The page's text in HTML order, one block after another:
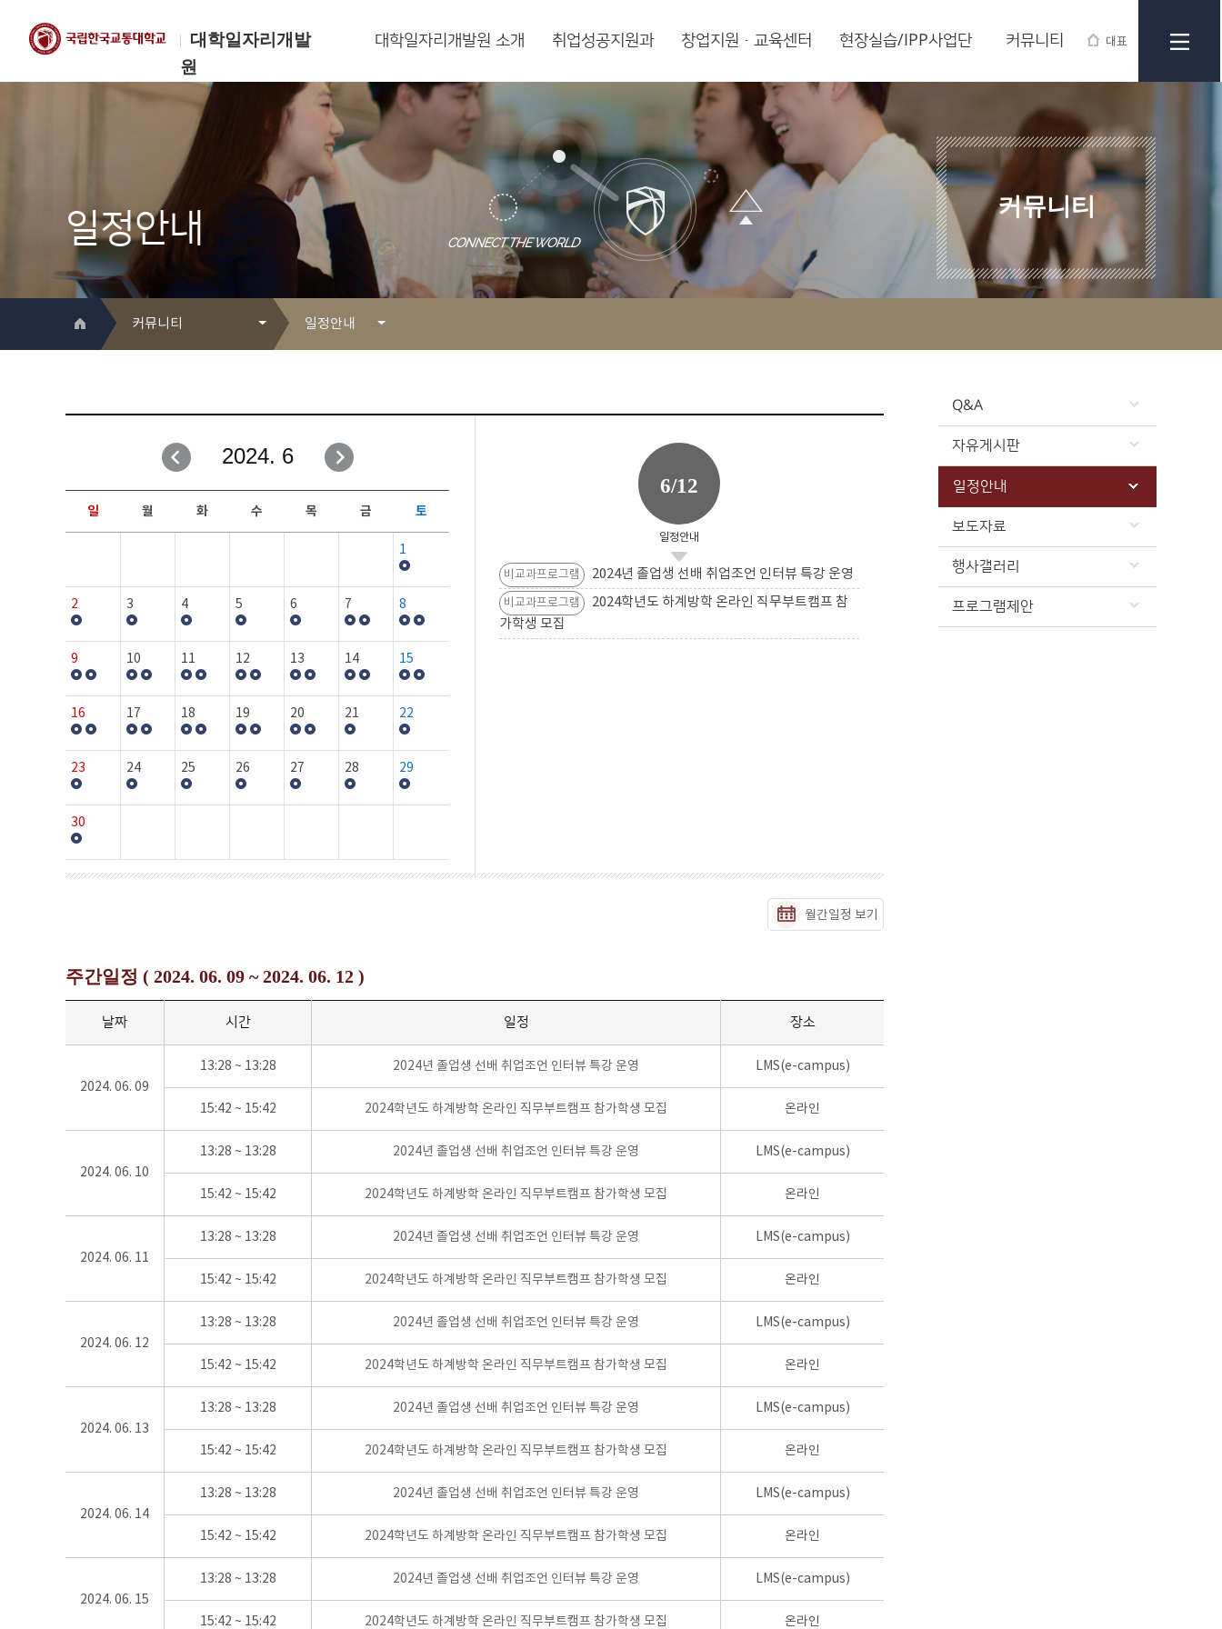
대학일자리개발
원
대표
한국교통대학교
대학일자리개발원
대학일자리개발원 소개 취업성공지원과 창업지원·교육센터 현장실습/IPP사업단 커뮤니티
일정안내
커뮤니티
커뮤니티
취업성공지원과
창업지원·교육센터
현장실습/IPP사업단
커뮤니티
일정안내
자유게시판
일정안내
보도자료
행사갤러리
Q&A
자유게시판
일정안내
보도자료
행사갤러리
프로그램제안
2024. 6
일 월 화 수 목 금 토
1
2 3 4 5 6 7 8
9 10 11 12 13 14 15
16 17 18 19 20 21 22
23 24 25 26 27 28 29
30
6/12
일정안내
비교과프로그램 2024년 졸업생 선배 취업조언 인터뷰 특강 운영
비교과프로그램
2024학년도 하계방학 온라인 직무부트캠프 참
가학생 모집
월간일정 보기
주간일정 ( 2024. 06. 09 ~ 2024. 06. 12 )
날짜 시간 일정 장소
2024. 06. 09
13:28 ~ 13:28 2024년 졸업생 선배 취업조언 인터뷰 특강 운영 LMS(e-campus)
15:42 ~ 15:42 2024학년도 하계방학 온라인 직무부트캠프 참가학생 모집 온라인
2024. 06. 10
13:28 ~ 13:28 2024년 졸업생 선배 취업조언 인터뷰 특강 운영 LMS(e-campus)
15:42 ~ 15:42 2024학년도 하계방학 온라인 직무부트캠프 참가학생 모집 온라인
2024. 06. 11
13:28 ~ 13:28 2024년 졸업생 선배 취업조언 인터뷰 특강 운영 LMS(e-campus)
15:42 ~ 15:42 2024학년도 하계방학 온라인 직무부트캠프 참가학생 모집 온라인
2024. 06. 12
13:28 ~ 13:28 2024년 졸업생 선배 취업조언 인터뷰 특강 운영 LMS(e-campus)
15:42 ~ 15:42 2024학년도 하계방학 온라인 직무부트캠프 참가학생 모집 온라인
2024. 06. 13
13:28 ~ 13:28 2024년 졸업생 선배 취업조언 인터뷰 특강 운영 LMS(e-campus)
15:42 ~ 15:42 2024학년도 하계방학 온라인 직무부트캠프 참가학생 모집 온라인
2024. 06. 14
13:28 ~ 13:28 2024년 졸업생 선배 취업조언 인터뷰 특강 운영 LMS(e-campus)
15:42 ~ 15:42 2024학년도 하계방학 온라인 직무부트캠프 참가학생 모집 온라인
2024. 06. 15
13:28 ~ 13:28 2024년 졸업생 선배 취업조언 인터뷰 특강 운영 LMS(e-campus)
15:42 ~ 15:42 2024학년도 하계방학 온라인 직무부트캠프 참가학생 모집 온라인